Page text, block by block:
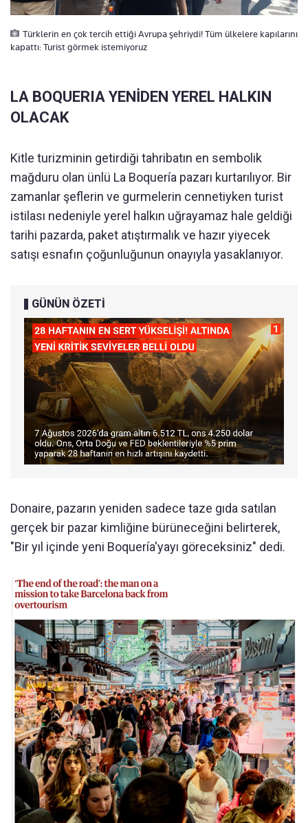
Türklerin en çok tercih ettiği Avrupa şehriydi! Tüm ülkelere kapılarını
kapattı: Turist görmek istemiyoruz
LA BOQUERIA YENİDEN YEREL HALKIN
OLACAK
Kitle turizminin getirdiği tahribatın en sembolik
mağduru olan ünlü La Boquería pazarı kurtarılıyor. Bir
zamanlar şeflerin ve gurmelerin cennetiyken turist
istilası nedeniyle yerel halkın uğrayamaz hale geldiği
tarihi pazarda, paket atıştırmalık ve hazır yiyecek
satışı esnafın çoğunluğunun onayıyla yasaklanıyor.
GÜNÜN ÖZETİ
Donaire, pazarın yeniden sadece taze gıda satılan
gerçek bir pazar kimliğine bürüneceğini belirterek,
"Bir yıl içinde yeni Boquería'yayı göreceksiniz" dedi.